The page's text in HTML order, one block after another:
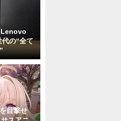
Lenovo
の“全て
目撃せ